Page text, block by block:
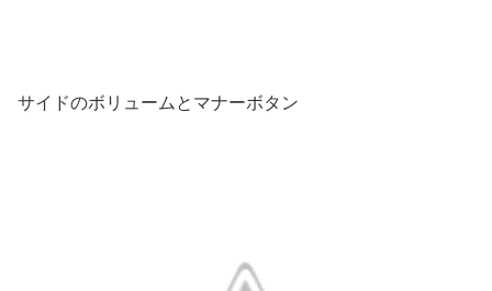
サイドのボリュームとマナーボタン